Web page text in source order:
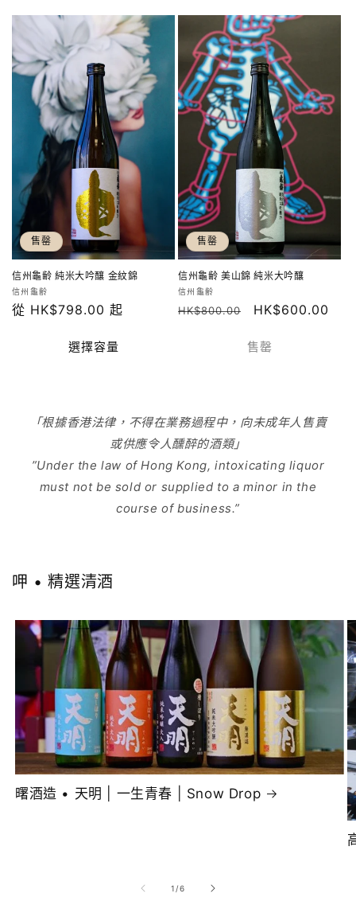
售罄
信州龜齢 純米大吟釀 金紋錦
廠
商：
信州龜齢
定
從 HK$798.00 起
選擇容量
售罄
信州龜齢 美山錦 純米大吟釀
廠
商：
信州龜齢
定
HK$800.00
售
HK$600.00
售罄
「根據香港法律，不得在業務過程中，向未成年人售賣
或供應令人醺醉的酒類」
”Under the law of Hong Kong, intoxicating liquor
must not be sold or supplied to a minor in the
course of business.”
呷 • 精選清酒
曙酒造 • 天明 | 一生青春 | Snow Drop
1 //6